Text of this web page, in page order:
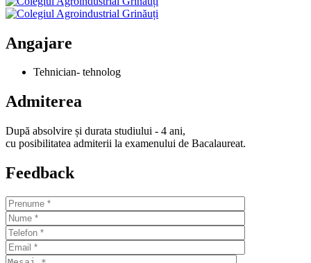
Angajare
Tehnician- tehnolog
Admiterea
După absolvire și durata studiului - 4 ani,
cu posibilitatea admiterii la examenului de Bacalaureat.
Feedback